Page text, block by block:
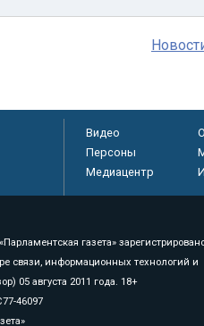
Видео
Персоны
Медиацентр
газета»
связи, информационных технологий и
05 августа 2011 года. 18+
46097